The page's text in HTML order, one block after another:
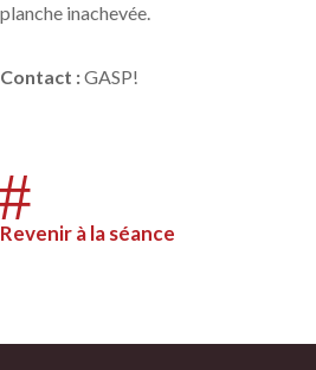
planche inachevée.
Contact :GASP!
Revenir à la séance